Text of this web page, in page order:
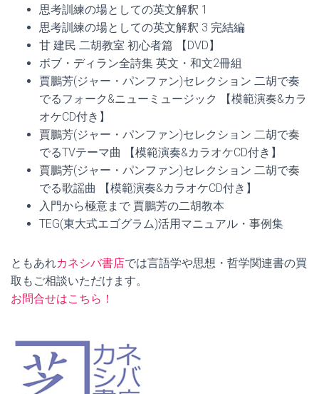
思考訓練の場としての英文解釈 1
思考訓練の場としての英文解釈 3 完結編
甘 建民 二胡教室 初心者篇 【DVD】
ボブ・ディラン全詩集 英文・和文2冊組
賈鵬芳(ジャー・パンファン)セレクション 二胡で奏
でるフォーク&ニューミュージック 【模範演奏&カラ
オケCD付き】
賈鵬芳(ジャー・パンファン)セレクション 二胡で奏
でるTVテーマ曲 【模範演奏&カラオケCD付き】
賈鵬芳(ジャー・パンファン)セレクション 二胡で奏
でる歌謡曲 【模範演奏&カラオケCD付き】
入門から極意まで 賈鵬芳の二胡教本
TEG(東大式エゴグラム)活用マニュアル・事例集
ともあれカネシバ書店では言語学や思想・哲学関連書の買
取もご相談いただけます。
お問合せはこちら！